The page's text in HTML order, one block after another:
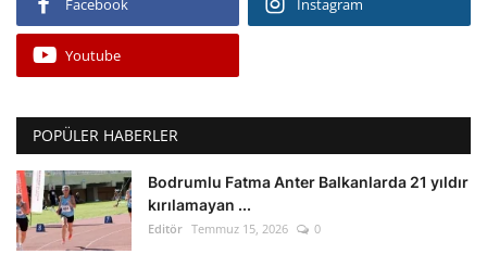
Facebook Instagram
Youtube
POPÜLER HABERLER
Bodrumlu Fatma Anter Balkanlarda 21 yıldır
kırılamayan ...
Editör Temmuz 15, 2026 0